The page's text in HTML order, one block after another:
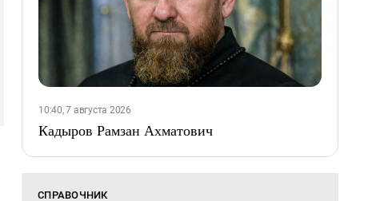
10:40, 7 августа 2026
Кадыров Рамзан Ахматович
СПРАВОЧНИК